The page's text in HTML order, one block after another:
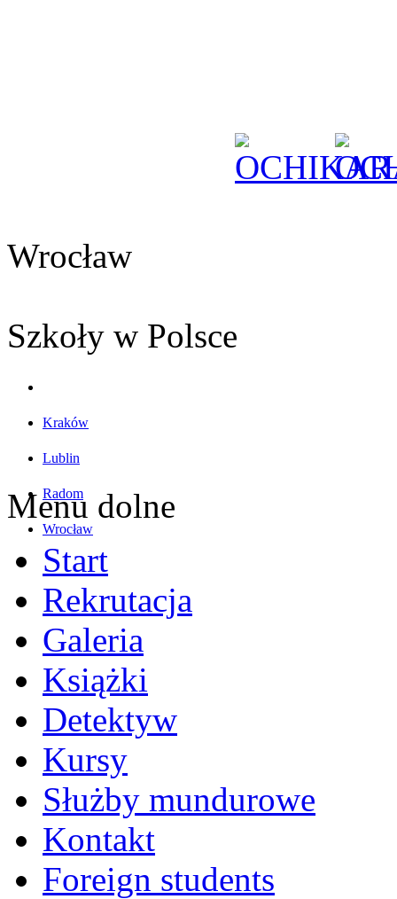
Wrocław
Szkoły w Polsce
Kraków
Lublin
Radom
Wrocław
Menu dolne
Start
Rekrutacja
Galeria
Książki
Detektyw
Kursy
Służby mundurowe
Kontakt
Foreign students